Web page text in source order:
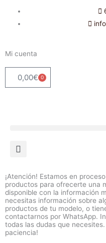
Mi cuenta
0,00€ 0
Carrito
¡Atención! Estamos en
productos para ofrecerte una
disponible con la información
necesitas información sobre
productos de tu modelo, o
contactarnos por WhatsApp.
todas las dudas que
paciencia!